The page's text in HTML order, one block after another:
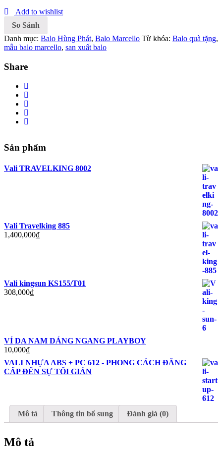
Add to wishlist
So Sánh
Danh mục: Balo Hùng Phát, Balo Marcello Từ khóa: Balo quà tặng,
mẫu balo marcello, san xuất balo
Share
Sản phẩm
Vali TRAVELKING 8002
Vali Travelking 885
1,400,000₫
Vali kingsun KS155/T01
308,000₫
VÍ DA NAM DÁNG NGANG PLAYBOY
10,000₫
VALI NHỰA ABS + PC 612 - PHONG CÁCH ĐẲNG
CẤP ĐẾN SỰ TỐI GIẢN
Mô tả Thông tin bổ sung Đánh giá (0)
Mô tả